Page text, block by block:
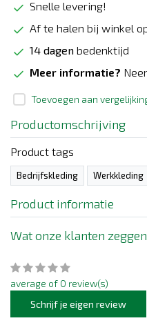
Snelle levering!
Af te halen bij winkel
14 dagen bedenktijd
Meer informatie?
Toevoegen aan
Productomschrijving
Product tags
Bedrijfskleding Werkkleding
Product informatie
Wat onze klanten zeggen
average of 0 review(s)
Schrijf je eigen review